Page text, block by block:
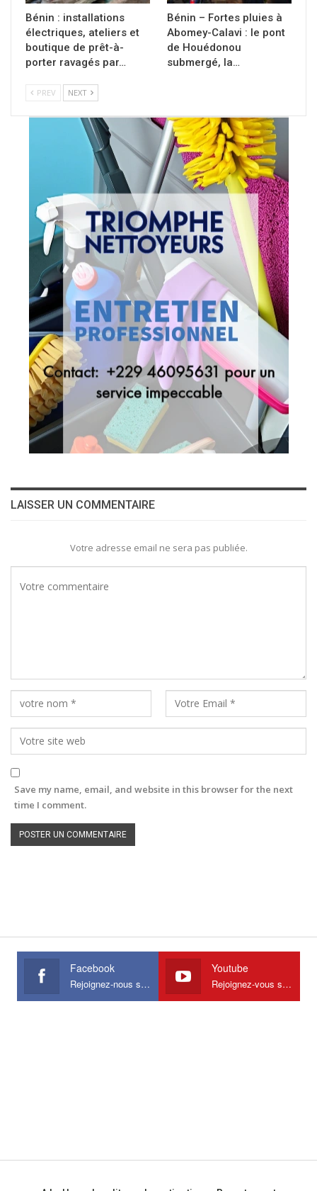
Bénin : installations
électriques, ateliers et
boutique de prêt-à-
porter ravagés par…
Bénin – Fortes pluies à
Abomey-Calavi : le pont
de Houédonou
submergé, la…
PREV NEXT
LAISSER UN COMMENTAIRE
Votre adresse email ne sera pas publiée.
Save my name, email, and website in this browser for the next
time I comment.
Facebook
Rejoignez-nous sur Facebook
Youtube
Rejoignez-vous sur Youtube